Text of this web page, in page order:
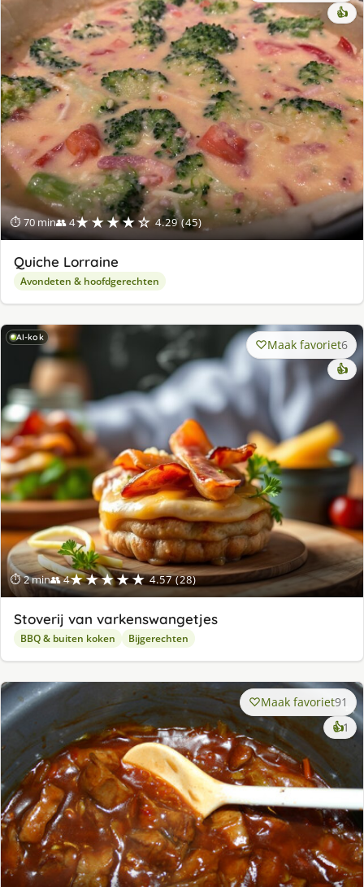
⏱ 70 min👥 4★★★★☆ 4.29 (45)
👍
Quiche Lorraine
Avondeten & hoofdgerechten
AI-kok
⏱ 2 min👥 4★★★★★ 4.57 (28)
Maak favoriet6
👍
Stoverij van varkenswangetjes
BBQ & buiten koken Bijgerechten
Maak favoriet91
👍1